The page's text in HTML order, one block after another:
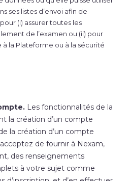
ses listes d’envoi afin de
(i) assurer toutes les
de l’examen ou (ii) pour
la Plateforme ou à la sécurité
Les fonctionnalités de la
la création d’un compte
la création d’un compte
de fournir à Nexam,
des renseignements
à votre sujet comme